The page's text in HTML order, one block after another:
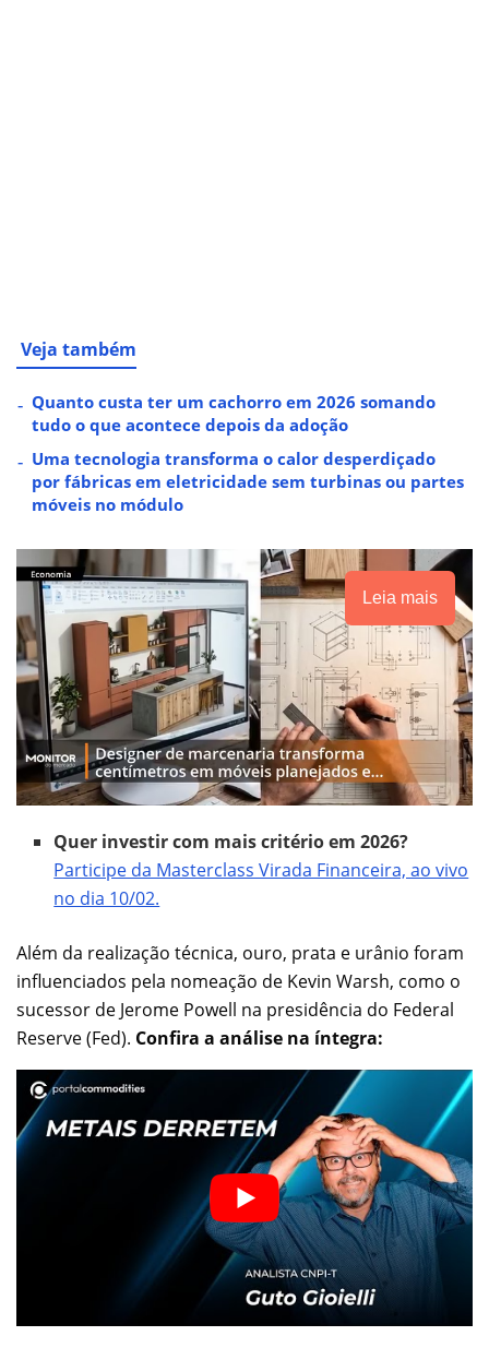
Veja também
Quanto custa ter um cachorro em 2026 somando
tudo o que acontece depois da adoção
Uma tecnologia transforma o calor desperdiçado
por fábricas em eletricidade sem turbinas ou partes
móveis no módulo
Leia mais
Quer investir com mais critério em 2026?
Participe da Masterclass Virada Financeira, ao vivo
no dia 10/02.
Além da realização técnica, ouro, prata e urânio foram
influenciados pela nomeação de Kevin Warsh, como o
sucessor de Jerome Powell na presidência do Federal
Reserve (Fed). Confira a análise na íntegra: